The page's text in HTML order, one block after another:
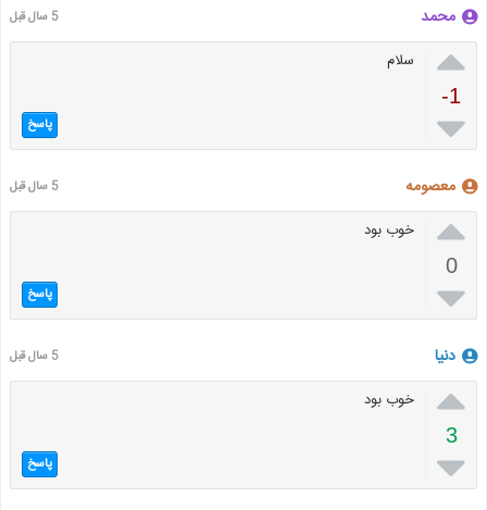
محمد 5 سال قبل

-1

سلام
پاسخ
معصومه 5 سال قبل

0

خوب بود
پاسخ
دنیا 5 سال قبل

3

خوب بود
پاسخ